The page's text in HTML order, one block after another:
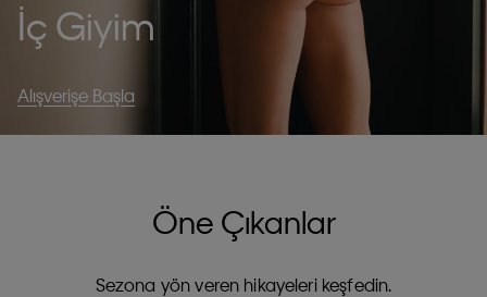
İç Giyim
Alışverişe Başla
Öne Çıkanlar
Sezona yön veren hikayeleri keşfedin.